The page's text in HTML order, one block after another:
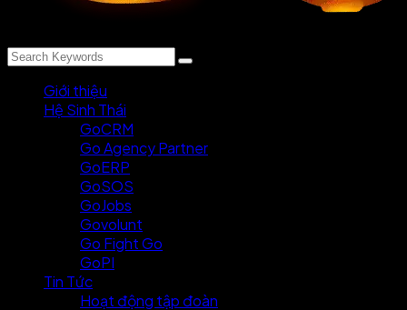
Giới thiệu
Hệ Sinh Thái
GoCRM
Go Agency Partner
GoERP
GoSOS
GoJobs
Govolunt
Go Fight Go
GoPI
Tin Tức
Hoạt động tập đoàn